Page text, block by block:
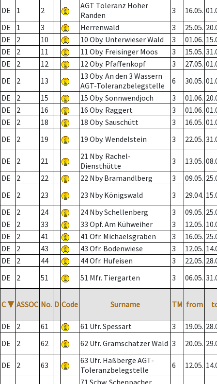
DE
1 2
AGT Toleranz Hoher
Randen
3 16.05.
DE
1 3 Herrenwald 3 25.05.
DE
2 10 10 Oby. Unterwieser Wald 3 01.06.
DE
2 11 11 Oby. Freisinger Moos 3 15.05.
DE
2 12 12 Oby. Pfaffenkopf 3 27.05.
DE
2 13
13 Oby. An den 3 Wassern
AGT-Toleranzbelegstelle
6 30.05.
DE
2 15 15 Oby. Sonnwendjoch 3 01.06.
DE
2 16 16 Oby. Raggert 3 01.06.
DE
2 18 18 Oby. Sauschütt 3 16.05.
DE
2 19 19 Oby. Wendelstein 3 22.05.
DE 2 21
21 Nby. Rachel-
Diensthütte
3 13.05.
DE
2 22 22 Nby Bramandlberg 3 09.05.
DE
2 23 23 Nby Königswald 3 29.04.
DE
2 24 24 Nby Schellenberg 3 09.05.
DE
2 33 33 Opf. Am Kühweiher 3 12.05.
DE
2 41 41 Ofr. Michaelsgraben 3 16.05.
DE
2 43 43 Ofr. Bodenwiese 3 12.05.
DE
2 44 44 Ofr. Hufeisen 3 22.05.
DE
2 51 51 Mfr. Tiergarten 3 06.05.
C ▼ ASSOC No. D Code Surname TM from
DE 2 61 61 Ufr. Spessart 3 19.05.
DE
2 62 62 Ufr. Gramschatzer Wald 3 20.05.
DE 2 63
63 Ufr. Haßberge AGT-
Toleranzbelegstelle
6 12.05.